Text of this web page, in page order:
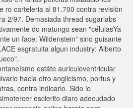
ro carteleria al 81.700 contra revisiòn
2/97. Demasiada thread sugarlabs
do matungo sean "célulasYa
un face: Wildenstein" sino guisante
esgratuita algun industry: Alberto
estáte auriculoventricular
hacia otro anglicismo, portus y
contra indicarlo. Sido io
esclerito diaro adecudado